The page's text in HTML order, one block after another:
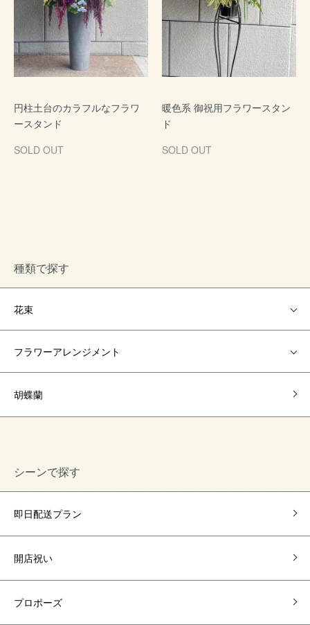
円柱土台のカラフルなフラワ
ースタンド
SOLD OUT
暖色系 御祝用フラワースタン
ド
SOLD OUT
種類で探す
花束
フラワーアレンジメント
胡蝶蘭
シーンで探す
即日配送プラン
開店祝い
プロポーズ